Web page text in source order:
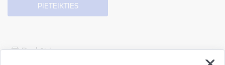
Drukāt lapu